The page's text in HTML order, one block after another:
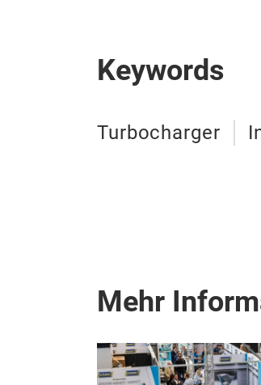
Keywords
Turbocharger
Mehr